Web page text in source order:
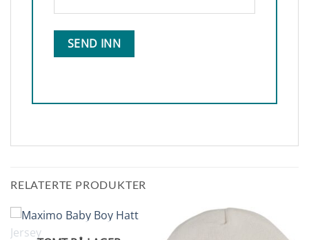
RELATERTE PRODUKTER